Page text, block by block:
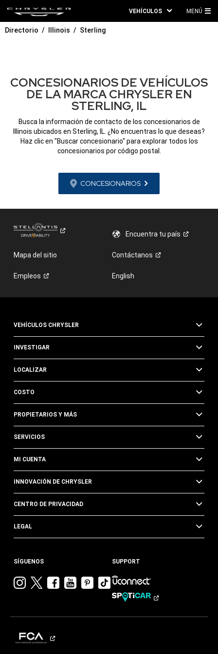
VEHÍCULOS MENÚ
Directorio Illinois Sterling
CONCESIONARIOS DE VEHÍCULOS
DE LA MARCA CHRYSLER EN
STERLING, IL
Busca la información de contacto de los concesionarios de
Illinois ubicados en Sterling, IL. ¿No encuentras lo que deseas?
Haz clic en "Buscar concesionario" para explorar todos los
concesionarios por código postal.
CONCESIONARIOS
Encuentra tupaís
Mapa del sitio Contáctanos
Empleos English
VEHÍCULOS CHRYSLER
INVESTIGAR
LOCALIZAR
COSTO
PROPIETARIOS Y MÁS
SERVICIOS
MI CUENTA
INNOVACIÓN DE CHRYSLER
CENTRO DE PRIVACIDAD
LEGAL
SÍGUENOS
VisitarVisitarVisitar
Chrysler en
Visitar
Chrysler en
Visitar
Chrysler en
Pinterest
Visita
Chrysler
Tik
SUPPORT